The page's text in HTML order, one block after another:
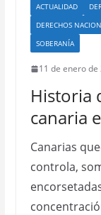
ACTUALIDAD
DERECHOS
SOBERANÍA
11 de enero de
Historia
canaria
Canarias
controla,